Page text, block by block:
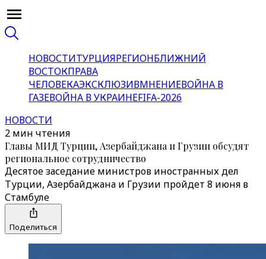
НОВОСТИТУРЦИЯРЕГИОНБЛИЖНИЙ
ВОСТОКПРАВА
ЧЕЛОВЕКАЭКСКЛЮЗИВМНЕНИЕВОЙНА В
ГАЗЕВОЙНА В УКРАИНЕFIFA-2026
НОВОСТИ
2 мин чтения
Главы МИД Турции, Азербайджана и Грузии обсудят
региональное сотрудничество
Десятое заседание министров иностранных дел
Турции, Азербайджана и Грузии пройдет 8 июня в
Стамбуле
Поделиться